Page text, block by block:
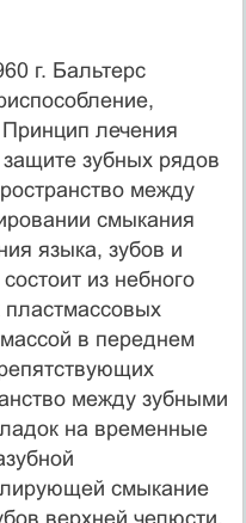
г. Бальтерс
лечения
зубных рядов
между
смыкания
языка, зубов и
из небного
в переднем
между зубными
на временные
смыкание
верхней челюсти.